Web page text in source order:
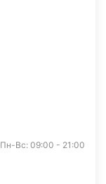
Пн-Вс: 09:00 - 21:00